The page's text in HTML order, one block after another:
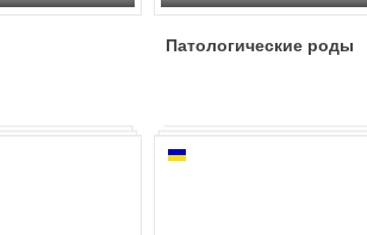
Патологические роды